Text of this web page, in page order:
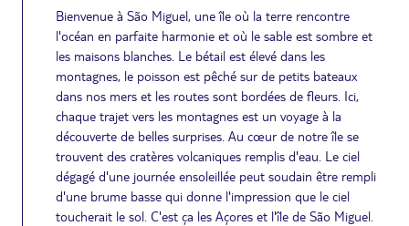
Bienvenue à São Miguel, une île où la terre rencontre
l'océan en parfaite harmonie et où le sable est sombre et
les maisons blanches. Le bétail est élevé dans les
montagnes, le poisson est pêché sur de petits bateaux
dans nos mers et les routes sont bordées de fleurs. Ici,
chaque trajet vers les montagnes est un voyage à la
découverte de belles surprises. Au cœur de notre île se
trouvent des cratères volcaniques remplis d'eau. Le ciel
dégagé d'une journée ensoleillée peut soudain être rempli
d'une brume basse qui donne l'impression que le ciel
toucherait le sol. C'est ça les Açores et l'île de São Miguel.